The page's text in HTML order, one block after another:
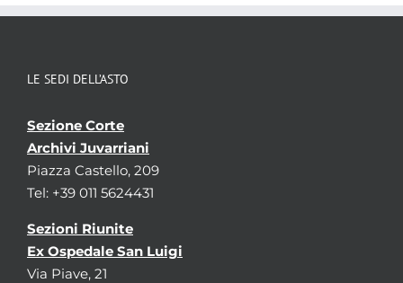
LE SEDI DELL’ASTO
Sezione Corte
Archivi Juvarriani
Piazza Castello, 209
Tel: +39 011 5624431
Sezioni Riunite
Ex Ospedale San Luigi
Via Piave, 21